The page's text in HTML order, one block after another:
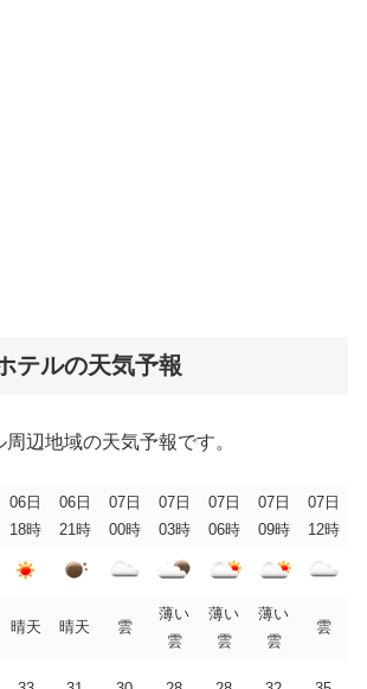
テルの天気予報
辺地域の天気予報です。
06日
18時
06日
21時
07日
00時
07日
03時
07日
06時
07日
09時
07日
12時
晴天 晴天 雲
薄い
雲
薄い
雲
薄い
雲
雲